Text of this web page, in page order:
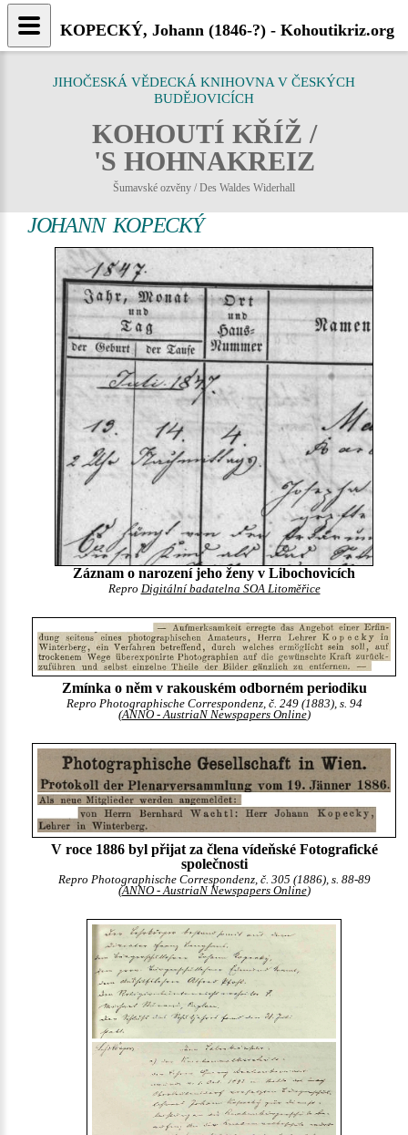
JIHOČESKÁ VĚDECKÁ KNIHOVNA V ČESKÝCH
BUDĚJOVICÍCH
KOHOUTÍ KŘÍŽ /
'S HOHNAKREIZ
Šumavské ozvěny / Des Waldes Widerhall
JOHANN KOPECKÝ
Záznam o narození jeho ženy v Libochovicích
Repro Digitální badatelna SOA Litoměřice
Zmínka o něm v rakouském odborném periodiku
Repro Photographische Correspondenz, č. 249 (1883), s. 94
(ANNO - AustriaN Newspapers Online)
V roce 1886 byl přijat za člena vídeňské Fotografické
společnosti
Repro Photographische Correspondenz, č. 305 (1886), s. 88-89
(ANNO - AustriaN Newspapers Online)
KOPECKÝ, Johann (1846-?) - Kohoutikriz.org